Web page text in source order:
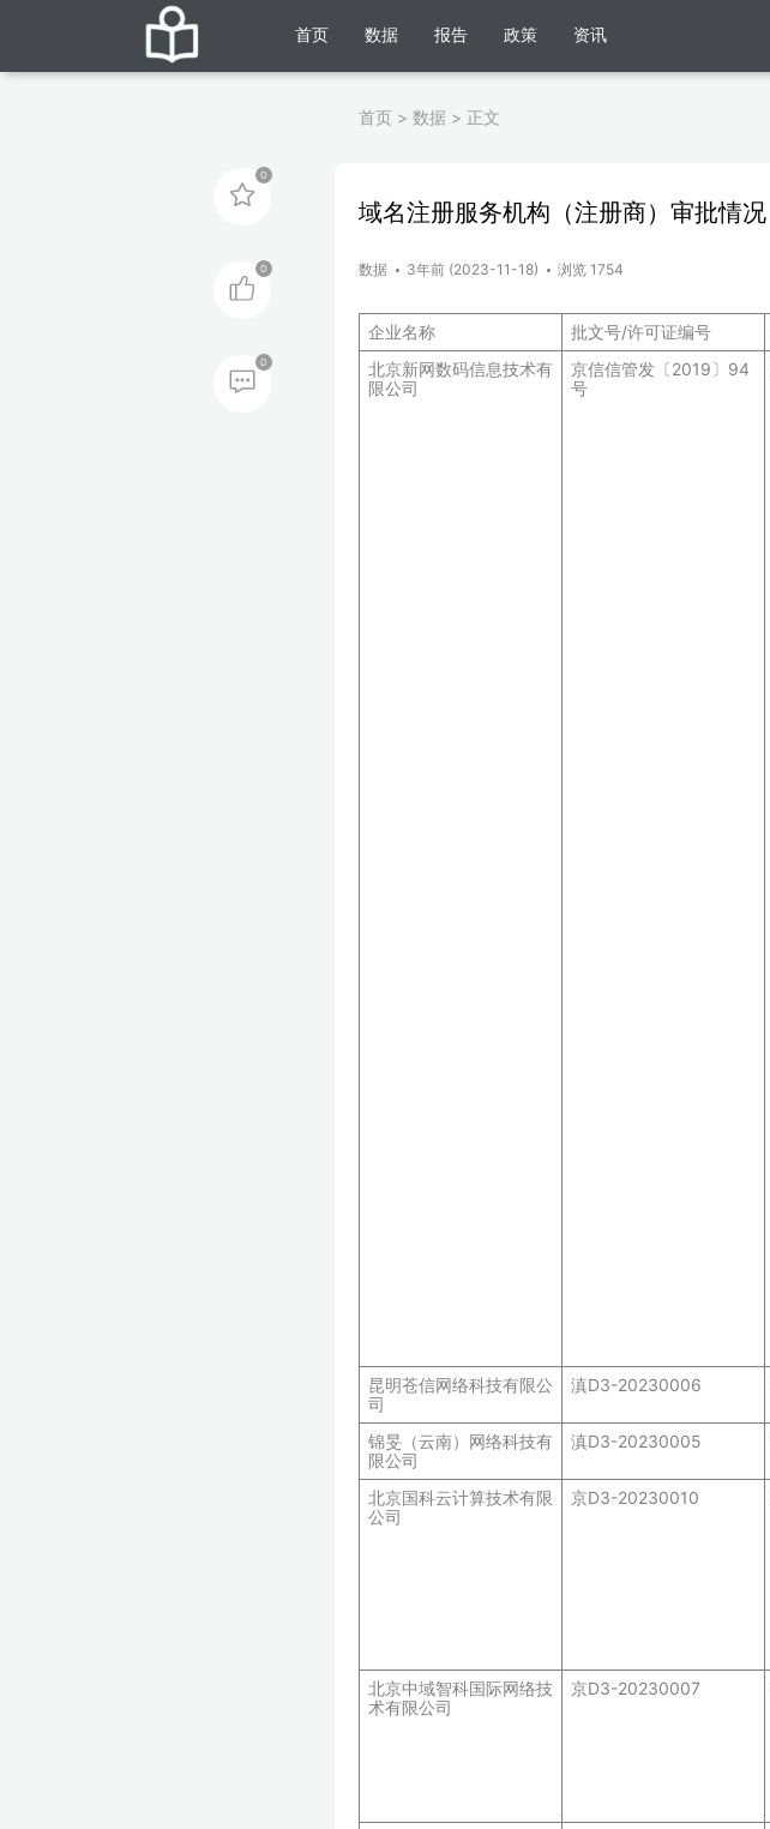
首页 数据 报告 政策 资讯
0
0
0
首页 > 数据 > 正文
域名注册服务机构（注册商）审批情况
数据 3年前 (2023-11-18) 浏览 1754
企业名称 批文号/许可证编号
北京新网数码信息技术有
限公司
京信信管发〔2019〕94
号
昆明苍信网络科技有限公
司
滇D3-20230006
锦旻（云南）网络科技有
限公司
滇D3-20230005
北京国科云计算技术有限
公司
京D3-20230010
北京中域智科国际网络技
术有限公司
京D3-20230007